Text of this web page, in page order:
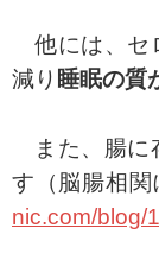
他には、セ
減り 睡眠の質
また、腸に
す（脳腸相関
nic.com/blog/